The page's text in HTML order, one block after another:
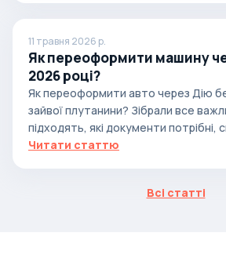
11 травня 2026 р.
Як переоформити машину
2026 році?
Як переоформити авто через Дію
зайвої плутанини? Зібрали все
підходять, які документи потрібні,
Читати статтю
Всі статті